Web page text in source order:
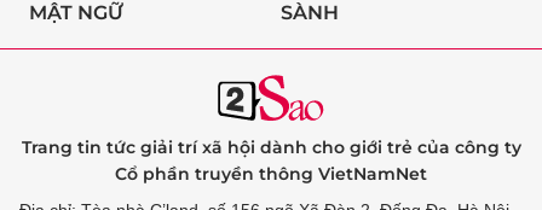
MẬT NGỮ SÀNH
Trang tin tức giải trí xã hội dành cho giới trẻ của công ty
Cổ phần truyền thông VietNamNet